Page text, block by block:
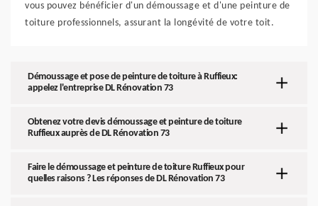
vous pouvez bénéficier d'un démoussage et d'une peinture de
toiture professionnels, assurant la longévité de votre toit.
Démoussage et pose de peinture de toiture à Ruffieux:
appelez l'entreprise DL Rénovation 73
Obtenez votre devis démoussage et peinture de toiture
Ruffieux auprès de DL Rénovation 73
Faire le démoussage et peinture de toiture Ruffieux pour
quelles raisons ? Les réponses de DL Rénovation 73